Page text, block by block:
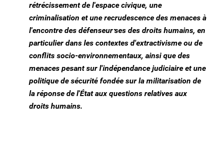
rétrécissement de l'espace civique, une
criminalisation et une recrudescence des menaces à
l'encontre des défenseur⸱ses des droits humains, en
particulier dans les contextes d'extractivisme ou de
conflits socio-environnementaux, ainsi que des
menaces pesant sur l'indépendance judiciaire et une
politique de sécurité fondée sur la militarisation de
la réponse de l'État aux questions relatives aux
droits humains.